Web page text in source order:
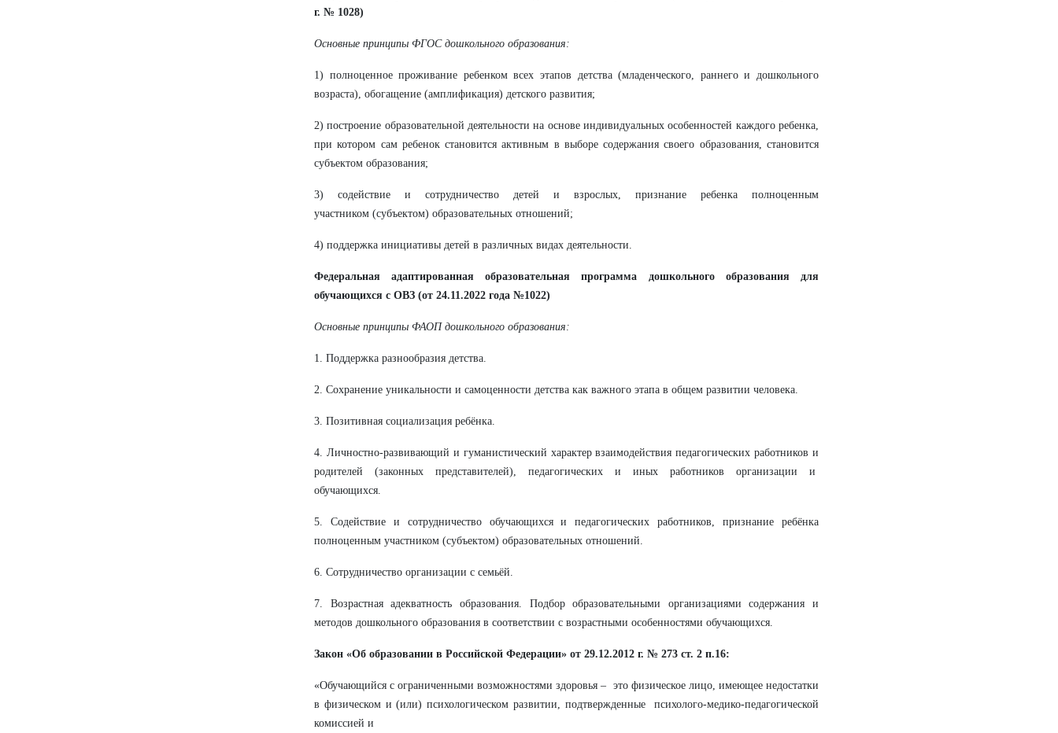
г. № 1028)
Основные принципы ФГОС дошкольного образования:
1) полноценное проживание ребенком всех этапов детства (младенческого, раннего и дошкольного
возраста), обогащение (амплификация) детского развития;
2) построение образовательной деятельности на основе индивидуальных особенностей каждого ребенка,
при котором сам ребенок становится активным в выборе содержания своего образования, становится
субъектом образования;
3) содействие и сотрудничество детей и взрослых, признание ребенка полноценным
участником (субъектом) образовательных отношений;
4) поддержка инициативы детей в различных видах деятельности.
Федеральная адаптированная образовательная программа дошкольного образования для
обучающихся с ОВЗ (от 24.11.2022 года №1022)
Основные принципы ФАОП дошкольного образования:
1. Поддержка разнообразия детства.
2. Сохранение уникальности и самоценности детства как важного этапа в общем развитии человека.
3. Позитивная социализация ребёнка.
4. Личностно-развивающий и гуманистический характер взаимодействия педагогических работников и
родителей (законных представителей), педагогических и иных работников организации и
обучающихся.
5. Содействие и сотрудничество обучающихся и педагогических работников, признание ребёнка
полноценным участником (субъектом) образовательных отношений.
6. Сотрудничество организации с семьёй.
7. Возрастная адекватность образования. Подбор образовательными организациями содержания и
методов дошкольного образования в соответствии с возрастными особенностями обучающихся.
Закон «Об образовании в Российской Федерации» от 29.12.2012 г. № 273 ст. 2 п.16:
«Обучающийся с ограниченными возможностями здоровья – это физическое лицо, имеющее недостатки
в физическом и (или) психологическом развитии, подтвержденные психолого-медико-педагогической
комиссией и